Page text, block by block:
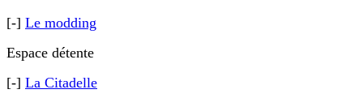
[-] Le modding
Espace détente
[-] La Citadelle